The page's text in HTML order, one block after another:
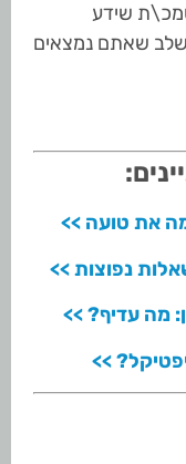
שידע
שאתם נמצאים
נפוצות >>
מה עדיף? >>
>>